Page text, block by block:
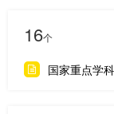
16个
国家重点学科